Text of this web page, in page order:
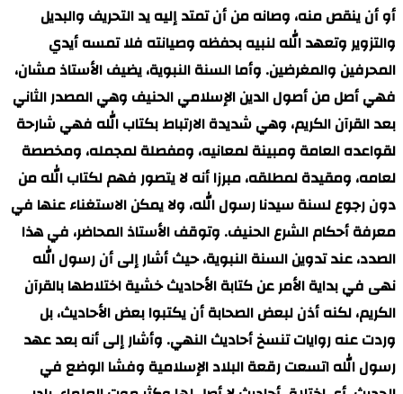
أو أن ينقص منه، وصانه من أن تمتد إليه يد التحريف والبديل
والتزوير وتعهد الله لنبيه بحفظه وصيانته فلا تمسه أيدي
المحرفين والمغرضين. وأما السنة النبوية، يضيف الأستاذ مشان،
فهي أصل من أصول الدين الإسلامي الحنيف وهي المصدر الثاني
بعد القرآن الكريم، وهي شديدة الارتباط بكتاب الله فهي شارحة
لقواعده العامة ومبينة لمعانيه، ومفصلة لمجمله، ومخصصة
لعامه، ومقيدة لمطلقه، مبرزا أنه لا يتصور فهم لكتاب الله من
دون رجوع لسنة سيدنا رسول الله، ولا يمكن الاستغناء عنها في
معرفة أحكام الشرع الحنيف. وتوقف الأستاذ المحاضر، في هذا
الصدد، عند تدوين السنة النبوية، حيث أشار إلى أن رسول الله
نهى في بداية الأمر عن كتابة الأحاديث خشية اختلاطها بالقرآن
الكريم، لكنه أذن لبعض الصحابة أن يكتبوا بعض الأحاديث، بل
وردت عنه روايات تنسخ أحاديث النهي. وأشار إلى أنه بعد عهد
رسول الله اتسعت رقعة البلاد الإسلامية وفشا الوضع في